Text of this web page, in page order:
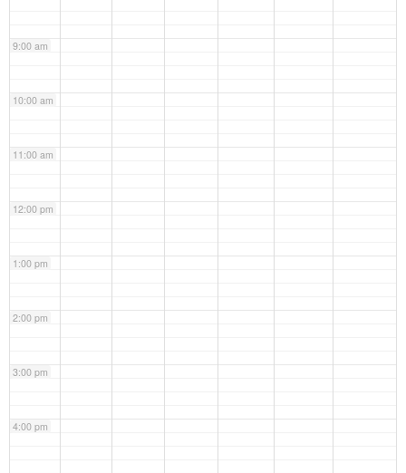
9:00 am
10:00 am
11:00 am
12:00 pm
1:00 pm
2:00 pm
3:00 pm
4:00 pm